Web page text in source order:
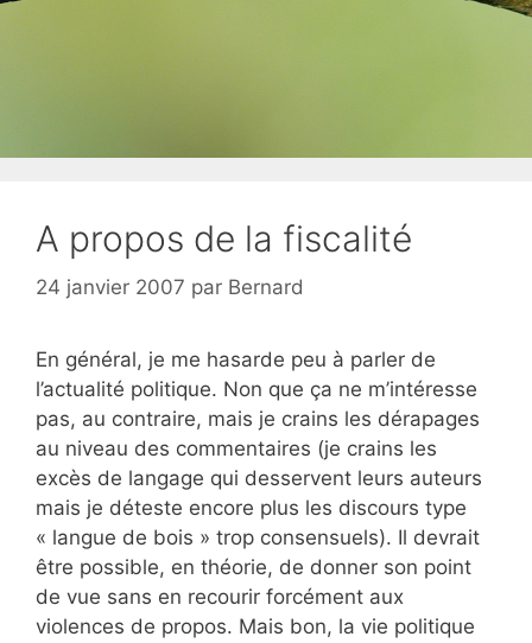
A propos de la fiscalité
24 janvier 2007 par Bernard
En général, je me hasarde peu à parler de
l’actualité politique. Non que ça ne m’intéresse
pas, au contraire, mais je crains les dérapages
au niveau des commentaires (je crains les
excès de langage qui desservent leurs auteurs
mais je déteste encore plus les discours type
« langue de bois » trop consensuels). Il devrait
être possible, en théorie, de donner son point
de vue sans en recourir forcément aux
violences de propos. Mais bon, la vie politique